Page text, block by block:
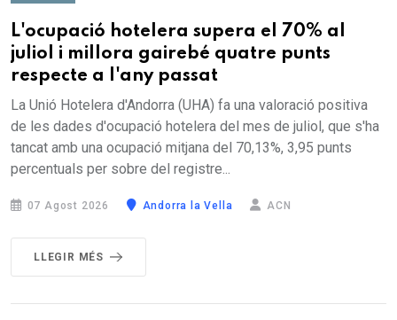
L'ocupació hotelera supera el 70% al
juliol i millora gairebé quatre punts
respecte a l'any passat
La Unió Hotelera d'Andorra (UHA) fa una valoració positiva
de les dades d'ocupació hotelera del mes de juliol, que s'ha
tancat amb una ocupació mitjana del 70,13%, 3,95 punts
percentuals per sobre del registre...
07 Agost 2026 Andorra la Vella ACN
LLEGIR MÉS